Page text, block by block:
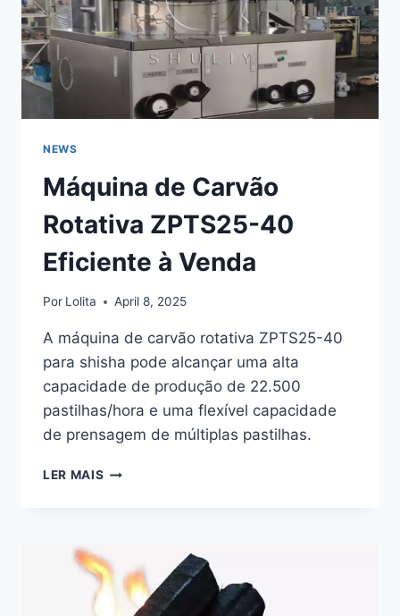
NEWS
Máquina de Carvão
Rotativa ZPTS25-40
Eficiente à Venda
Por Lolita April 8, 2025
A máquina de carvão rotativa ZPTS25-40
para shisha pode alcançar uma alta
capacidade de produção de 22.500
pastilhas/hora e uma flexível capacidade
de prensagem de múltiplas pastilhas.
LER MAIS MÁQUINA
40
EFICIENTE